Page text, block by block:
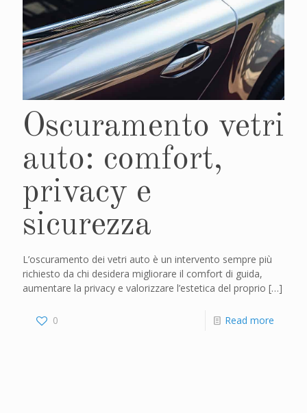
Oscuramento vetri
auto: comfort,
privacy e
sicurezza
L’oscuramento dei vetri auto è un intervento sempre più
richiesto da chi desidera migliorare il comfort di guida,
aumentare la privacy e valorizzare l’estetica del proprio […]
0 Read more